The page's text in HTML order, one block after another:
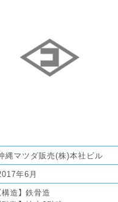
縄マツダ販売(株)本社ビル
年6月
構造】 鉄骨造